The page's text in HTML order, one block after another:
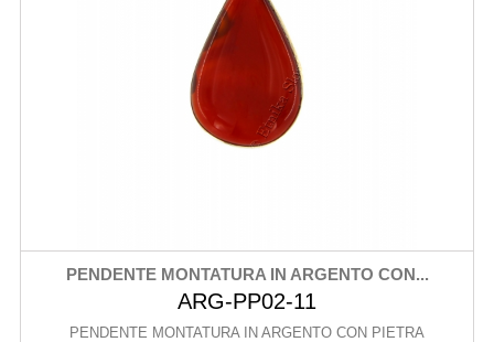
PENDENTE MONTATURA IN ARGENTO CON...
ARG-PP02-11
PENDENTE MONTATURA IN ARGENTO CON PIETRA